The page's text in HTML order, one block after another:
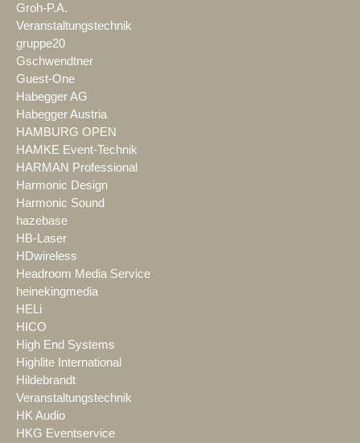
Groh-P.A.
Veranstaltungstechnik
gruppe20
Gschwendtner
Guest-One
Habegger AG
Habegger Austria
HAMBURG OPEN
HAMKE Event-Technik
HARMAN Professional
Harmonic Design
Harmonic Sound
hazebase
HB-Laser
HDwireless
Headroom Media Service
heinekingmedia
HELi
HICO
High End Systems
Highlite International
Hildebrandt
Veranstaltungstechnik
HK Audio
HKG Eventservice